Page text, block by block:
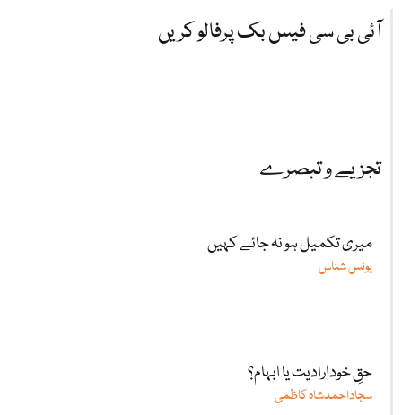
آئی بی سی فیس بک پرفالو کریں
تجزیے و تبصرے
میری تکمیل ہو نہ جائے کہیں
یونس شناس
حقِ خودارادیت یا ابہام؟
سجاداحمدشاہ کاظمی